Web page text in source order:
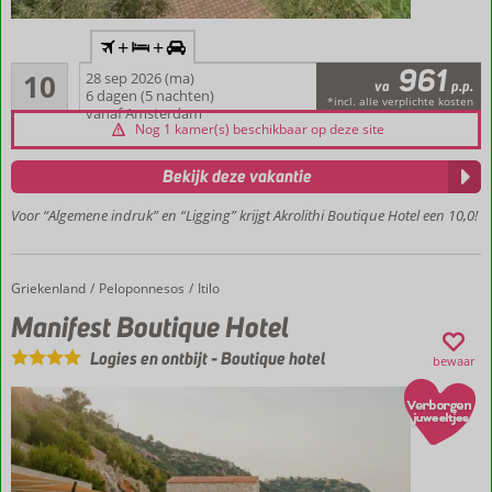
huurauto
In
authentiek
Itilo
architectuur
Panoramisch
Zee
Adults
Only
(12+)
10Uitmuntend
1
beoordelingen
+ +
28 sep 2026 (ma)
6 dagen (5 nachten)
vanaf Amsterdam
va 961 p.p.
*incl. alle verplichte kosten
Nog 1 kamer(s) beschikbaar op deze site
Voor “Algemene indruk” en “Ligging” krijgt Akrolithi Boutique Hotel een 10,0!
Bekijk deze vakantie
Home
Griekenland Peloponnesos Itilo
Manifest Boutique Hotel
Manifest Boutique Hotel
Logies en ontbijt-Boutique hotel bewaar